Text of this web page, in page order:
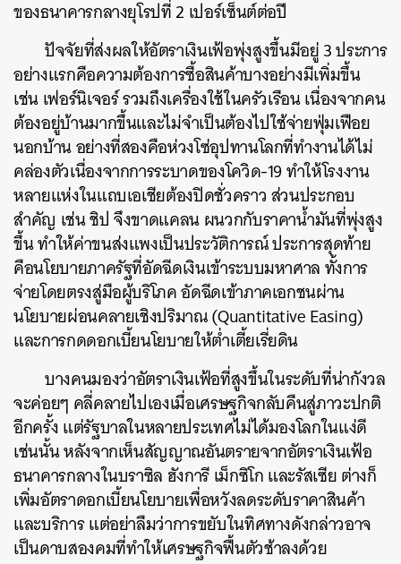
ของธนาคารกลางยุโรปที่ 2 เปอร์เซ็นต์ต่อปี
ปัจจัยที่ส่งผลให้อัตราเงินเฟ้อพุ่งสูงขึ้นมีอยู่ 3 ประการ
อย่างแรกคือความต้องการซื้อสินค้าบางอย่างมีเพิ่มขึ้น
เช่น เฟอร์นิเจอร์ รวมถึงเครื่องใช้ในครัวเรือน เนื่องจากคน
ต้องอยู่บ้านมากขึ้นและไม่จำเป็นต้องไปใช้จ่ายฟุ่มเฟือย
นอกบ้าน อย่างที่สองคือห่วงโซ่อุปทานโลกที่ทำงานได้ไม่
คล่องตัวเนื่องจากการระบาดของโควิด-19 ทำให้โรงงาน
หลายแห่งในแถบเอเชียต้องปิดชั่วคราว ส่วนประกอบ
สำคัญ เช่น ชิป จึงขาดแคลน ผนวกกับราคาน้ำมันที่พุ่งสูง
ขึ้น ทำให้ค่าขนส่งแพงเป็นประวัติการณ์ ประการสุดท้าย
คือนโยบายภาครัฐที่อัดฉีดเงินเข้าระบบมหาศาล ทั้งการ
จ่ายโดยตรงสู่มือผู้บริโภค อัดฉีดเข้าภาคเอกชนผ่าน
นโยบายผ่อนคลายเชิงปริมาณ (Quantitative Easing)
และการกดดอกเบี้ยนโยบายให้ต่ำเตี้ยเรี่ยดิน
บางคนมองว่าอัตราเงินเฟ้อที่สูงขึ้นในระดับที่น่ากังวล
จะค่อยๆ คลี่คลายไปเองเมื่อเศรษฐกิจกลับคืนสู่ภาวะปกติ
อีกครั้ง แต่รัฐบาลในหลายประเทศไม่ได้มองโลกในแง่ดี
เช่นนั้น หลังจากเห็นสัญญาณอันตรายจากอัตราเงินเฟ้อ
ธนาคารกลางในบราซิล ฮังการี เม็กซิโก และรัสเซีย ต่างก็
เพิ่มอัตราดอกเบี้ยนโยบายเพื่อหวังลดระดับราคาสินค้า
และบริการ แต่อย่าลืมว่าการขยับในทิศทางดังกล่าวอาจ
เป็นดาบสองคมที่ทำให้เศรษฐกิจฟื้นตัวช้าลงด้วย